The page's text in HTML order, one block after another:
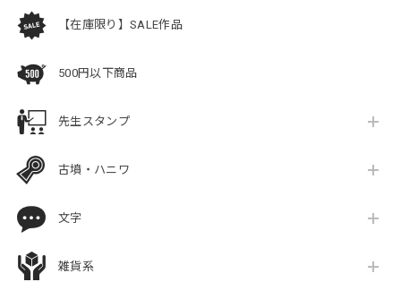
【在庫限り】SALE作品
500円以下商品
先生スタンプ
古墳・ハニワ
文字
雑貨系